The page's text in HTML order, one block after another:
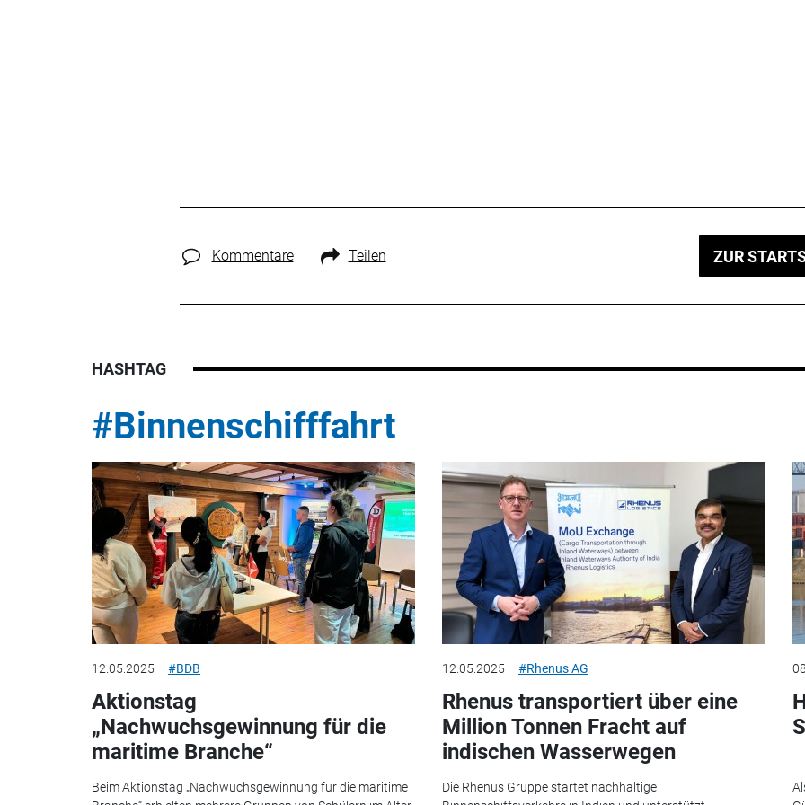
Kommentare Teilen ZUR
HASHTAG
#Binnenschifffahrt
12.05.2025 #BDB
Aktionstag
„Nachwuchsgewinnung für die
maritime Branche“
Beim Aktionstag „Nachwuchsgewinnung für die maritime
12.05.2025 #Rhenus AG
Rhenus transportiert über eine
Million Tonnen Fracht auf
indischen Wasserwegen
Die Rhenus Gruppe startet nachhaltige